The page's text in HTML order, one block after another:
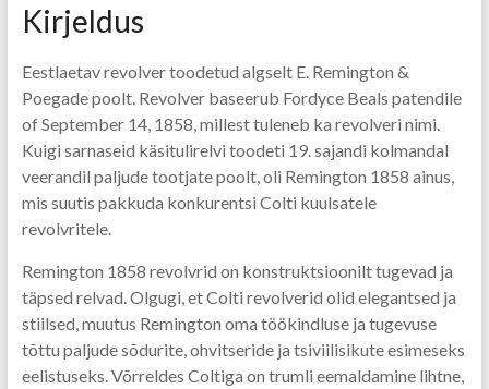
Kirjeldus
Eestlaetav revolver toodetud algselt E. Remington &
Poegade poolt. Revolver baseerub Fordyce Beals patendile
of September 14, 1858, millest tuleneb ka revolveri nimi.
Kuigi sarnaseid käsitulirelvi toodeti 19. sajandi kolmandal
veerandil paljude tootjate poolt, oli Remington 1858 ainus,
mis suutis pakkuda konkurentsi Colti kuulsatele
revolvritele.
Remington 1858 revolvrid on konstruktsioonilt tugevad ja
täpsed relvad. Olgugi, et Colti revolverid olid elegantsed ja
stiilsed, muutus Remington oma töökindluse ja tugevuse
tõttu paljude sõdurite, ohvitseride ja tsiviilisikute esimeseks
eelistuseks. Võrreldes Coltiga on trumli eemaldamine lihtne,